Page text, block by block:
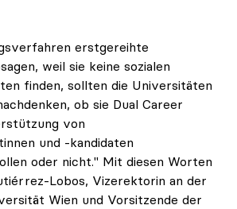
erstgereihte
weil sie keine sozialen
finden, sollten die Universitäten
ob sie Dual Career
von
und -kandidaten
oder nicht." Mit diesen Worten
Lobos, Vizerektorin an der
Wien und Vorsitzende der